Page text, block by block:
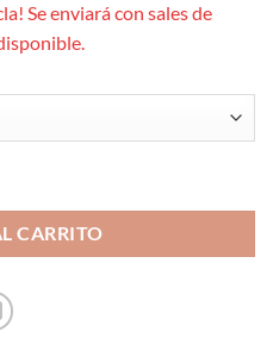
Se enviará con sales de
CARRITO